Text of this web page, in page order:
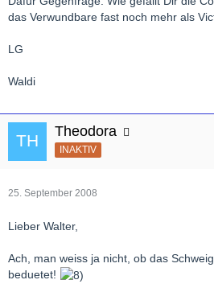
das Verwundbare fast noch mehr als
LG
Waldi
Theodora
INAKTIV
25. September 2008
Lieber Walter,
Ach, man weiss ja nicht, ob das
beduetet!